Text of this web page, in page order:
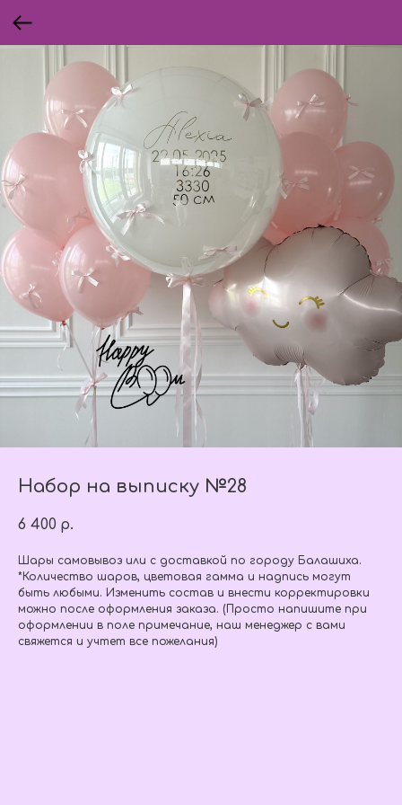
Набор на выписку №28
6 400 р.
Шары самовывоз или с доставкой по городу Балашиха.
*Количество шаров, цветовая гамма и надпись могут
быть любыми. Изменить состав и внести корректировки
можно после оформления заказа. (Просто напишите при
оформлении в поле примечание, наш менеджер с вами
свяжется и учтет все пожелания)